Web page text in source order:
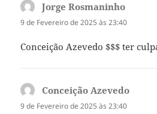
Jorge Rosmaninho
9 de Fevereiro de 2025 às 23:40
Conceição Azevedo $$$ ter
Conceição Azevedo
9 de Fevereiro de 2025 às 23:40